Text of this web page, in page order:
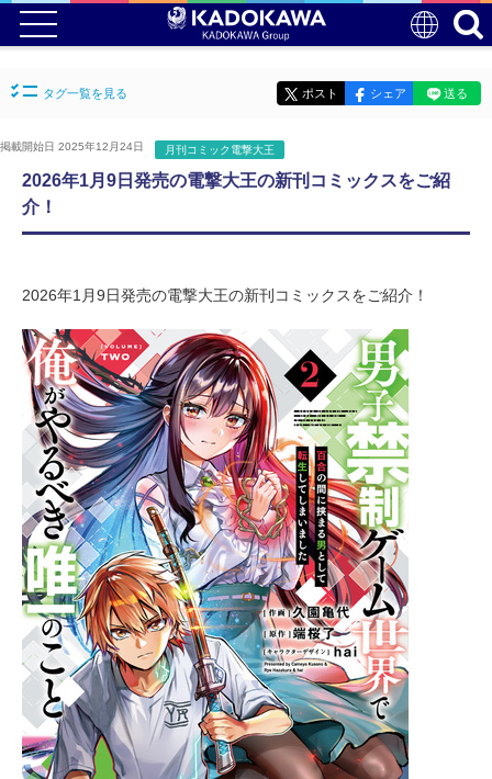
タグ一覧を見る ポスト シェア 送る
掲載開始日 2025年12月24日 月刊コミック電撃大王
2026年1月9日発売の電撃大王の新刊コミックスをご紹
介！
2026年1月9日発売の電撃大王の新刊コミックスをご紹介！